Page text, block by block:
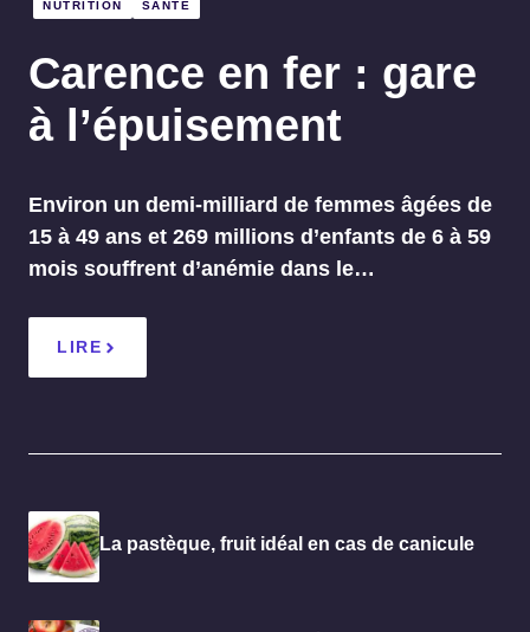
NUTRITION SANTÉ
Carence en fer : gare
à l’épuisement
Environ un demi-milliard de femmes âgées de
15 à 49 ans et 269 millions d’enfants de 6 à 59
mois souffrent d’anémie dans le…
LIRE
La pastèque, fruit idéal en cas de canicule